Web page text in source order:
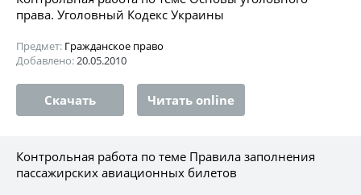
права. Уголовный Кодекс Украины
Предмет: Гражданское право
Добавлено:20.05.2010
Скачать Читать online
Контрольная работа по теме Правила заполнения
пассажирских авиационных билетов